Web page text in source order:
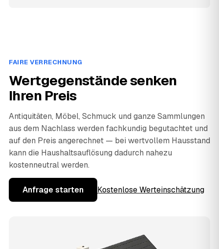
FAIRE VERRECHNUNG
Wertgegenstände senken
Ihren Preis
Antiquitäten, Möbel, Schmuck und ganze Sammlungen
aus dem Nachlass werden fachkundig begutachtet und
auf den Preis angerechnet — bei wertvollem Hausstand
kann die Haushaltsauflösung dadurch nahezu
kostenneutral werden.
Anfrage starten Kostenlose Werteinschätzung